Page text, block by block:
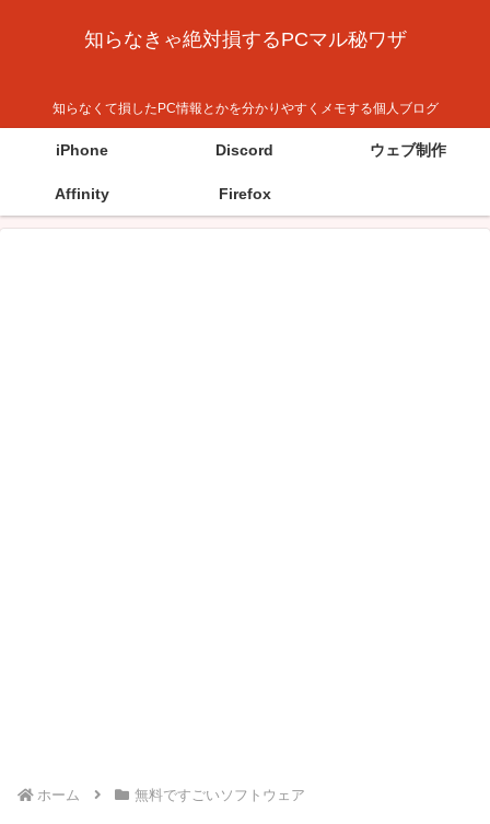
知らなきゃ絶対損するPCマル秘ワザ
知らなくて損したPC情報とかを分かりやすくメモする個人ブログ
iPhone Discord ウェブ制作
Affinity Firefox
ホーム 無料ですごいソフトウェア